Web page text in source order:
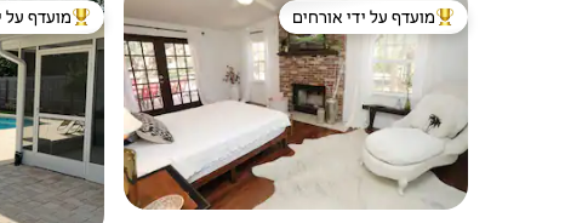
מוביל בקרב נכסים מועדפים על ידי אורחים
מועדף על ידי אורחים מוביל בקרב
מועדף על